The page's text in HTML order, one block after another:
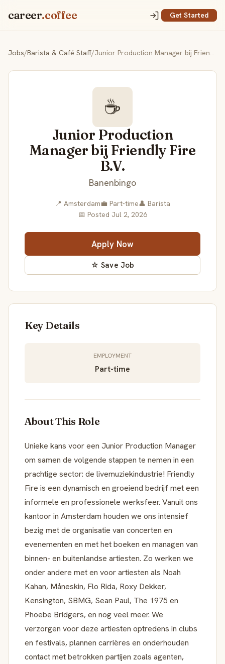
career.coffee Get Started
Jobs/Barista & Café Staff/ Junior Production Manager bij Friendly Fire B.V.
☕
Junior Production
Manager bij Friendly Fire
B.V.
Banenbingo
📍 Amsterdam💼 Part-time👤 Barista
📅 Posted Jul 2, 2026
Apply Now
☆ Save Job
Key Details
EMPLOYMENT
Part-time
About This Role
Unieke kans voor een Junior Production Manager
om samen de volgende stappen te nemen in een
prachtige sector: de livemuziekindustrie! Friendly
Fire is een dynamisch en groeiend bedrijf met een
informele en professionele werksfeer. Vanuit ons
kantoor in Amsterdam houden we ons intensief
bezig met de organisatie van concerten en
evenementen en met het boeken en managen van
binnen- en buitenlandse artiesten. Zo werken we
onder andere met en voor artiesten als Noah
Kahan, Måneskin, Flo Rida, Roxy Dekker,
Kensington, SBMG, Sean Paul, The 1975 en
Phoebe Bridgers, en nog veel meer. We
verzorgen voor deze artiesten optredens in clubs
en festivals, plannen carrières en onderhouden
contact met betrokken partijen zoals agenten,